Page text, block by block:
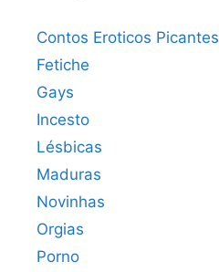
Contos Eroticos Picantes
Fetiche
Gays
Incesto
Lésbicas
Maduras
Novinhas
Orgias
Porno